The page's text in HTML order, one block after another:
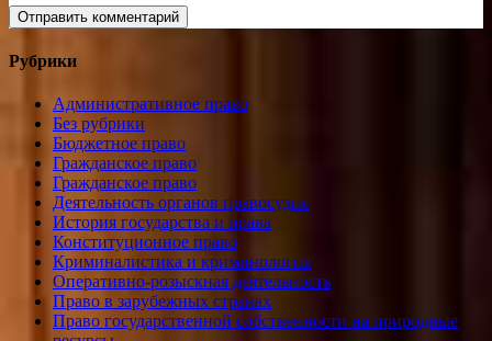
Рубрики
Административное право
Без рубрики
Бюджетное право
Гражданское право
Гражданское право
Деятельность органов правосудия
История государства и права
Конституционное право
Криминалистика и криминология
Оперативно-розыскная деятельность
Право в зарубежных странах
Право государственной собственности на природные